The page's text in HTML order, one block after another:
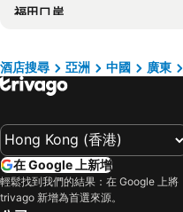
The St. Regis Macao
珠海來魅力假日酒店
Sheraton Zhuhai Hotel
LINE FRIENDS presents CASA DE AMIGO
Caravel Hotel
W Macau - Studio City
福田口岸
香港國際機場
東涌
Wan Chai Metro Station
深水埗區
香港迪士尼樂園
酒店搜尋 亞洲 中國 廣東
在 Google 上新增
輕鬆找到我們的結果：在 Google 上將
trivago 新增為首選來源。